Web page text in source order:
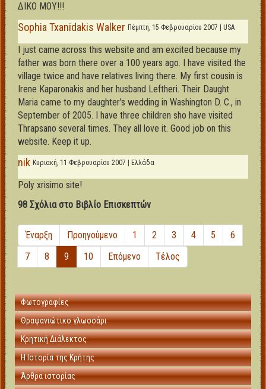
ΔΙΚΟ ΜΟΥ!!!
Sophia Txanidakis Walker Πέμπτη, 15 Φεβρουαρίου 2007 | USA
I just came across this website and am excited because my
father was born there over a 100 years ago. I have visited the
village twice and have relatives living there. My first cousin is
Irene Kaparonakis and her husband Leftheri. Their Daught
Maria came to my daughter's wedding in Washington D. C., in
September of 2005. I have three children sho have visited
Thrapsano several times. They all love it. Good job on this
website. Keep it up.
nik Κυριακή, 11 Φεβρουαρίου 2007 | Ελλάδα
Poly xrisimo site!
98 Σχόλια στο Βιβλίο Επισκεπτών
Έναρξη Προηγούμενο 1 2 3 4 5
6
7
8 9 10 Επόμενο Τέλος
Φωτογραφίες
Θραψανιώτικο γλωσσάρι
Κρητική Διάλεκτος
Η Ιστορία της Κρήτης
Άρθρα ιστορίας